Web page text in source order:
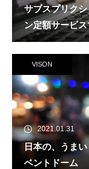
サブスプリク
ン定額サービ
VISON
2021.01.31
日本の、うま
ベントドーム